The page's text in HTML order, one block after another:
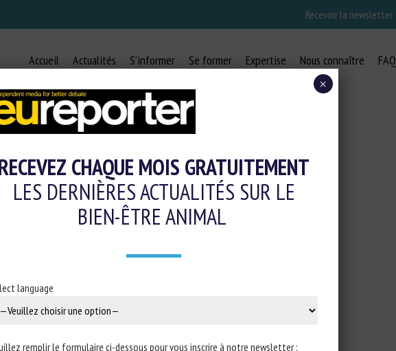
Recevoir la newsletter
Accueil Actualités S’informer Se former Expertise Nous connaître FAQ
EUROPORTER
CHAQUE MOIS GRATUITEMENT
LES DERNIÈRES ACTUALITÉS SUR LE
BIEN-ÊTRE ANIMAL
language
remplir le formulaire ci-dessous pour vous inscrire à notre newsletter :
×